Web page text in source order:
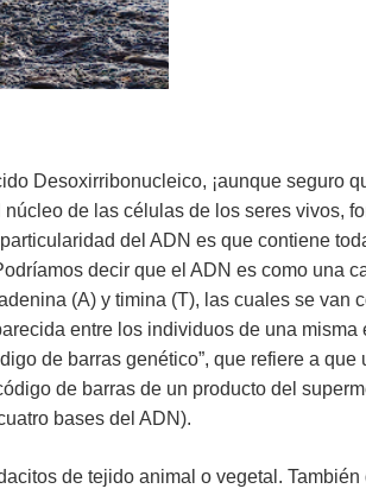
Desoxirribonucleico, ¡aunque seguro
de las células de los seres vivos,
del ADN es que contiene
decir que el ADN es como una
(A) y timina (T), las cuales se van
entre los individuos de una misma
de barras genético”, que refiere a que
de barras de un producto del
bases del ADN).
de tejido animal o vegetal. También